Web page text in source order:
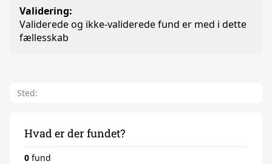
Validering:
Validerede og ikke-validerede fund er med i dette
fællesskab
Sted:
Hvad er der fundet?
0 fund